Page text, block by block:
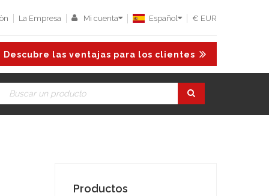
La Empresa Mi cuenta Español € EUR
Descubre las ventajas para los clientes
Productos